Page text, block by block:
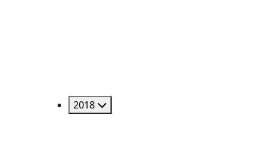
2018